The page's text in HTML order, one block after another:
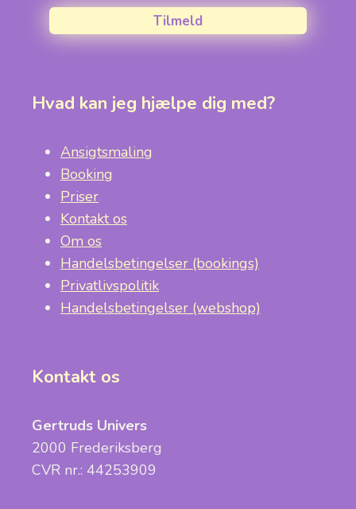
Tilmeld
Hvad kan jeg hjælpe dig med?
Ansigtsmaling
Booking
Priser
Kontakt os
Om os
Handelsbetingelser (bookings)
Privatlivspolitik
Handelsbetingelser (webshop)
Kontakt os
Gertruds Univers
2000 Frederiksberg
CVR nr.: 44253909